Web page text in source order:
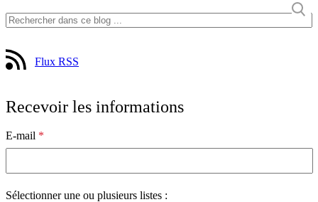
Flux RSS
Recevoir les informations
E-mail *
Sélectionner une ou plusieurs listes :